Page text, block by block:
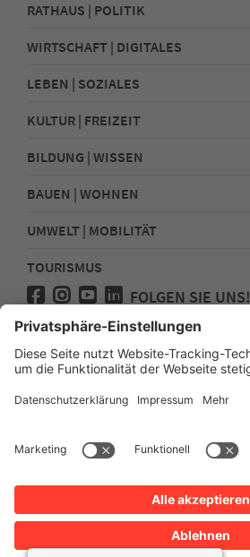
RATHAUS | POLITIK
WIRTSCHAFT | DIGITALES
LEBEN | SOZIALES
KULTUR | FREIZEIT
BILDUNG | WISSEN
BAUEN | WOHNEN
UMWELT | MOBILITÄT
TOURISMUS
FOLGEN SIE UNS!
Presse
Kontakt
Impressum
Sitemap